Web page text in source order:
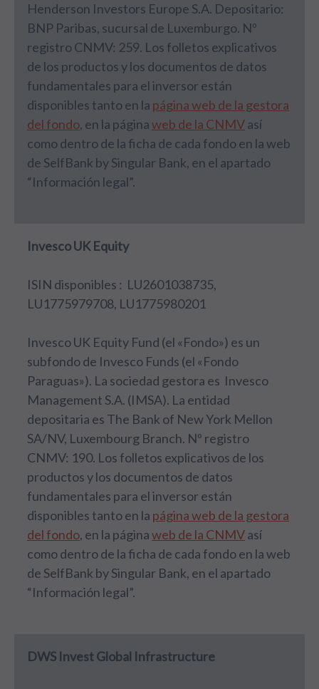
Henderson Investors Europe S.A. Depositario:
BNP Paribas, sucursal de Luxemburgo. Nº
registro CNMV: 259. Los folletos explicativos
de los productos y los documentos de datos
fundamentales para el inversor están
disponibles tanto en la página web de la gestora
del fondo, en la páginaweb de la CNMVasí
como dentro de la ficha de cada fondo en la web
de SelfBank by Singular Bank, en el apartado
“Información legal”.
Invesco UK Equity
ISIN disponibles : LU2601038735,
LU1775979708, LU1775980201
Invesco UK Equity Fund (el «Fondo») es un
subfondo de Invesco Funds (el «Fondo
Paraguas»). La sociedad gestora es Invesco
Management S.A. (IMSA). La entidad
depositaria es The Bank of New York Mellon
SA/NV, Luxembourg Branch. Nº registro
CNMV: 190. Los folletos explicativos de los
productos y los documentos de datos
fundamentales para el inversor están
disponibles tanto en la página web de la gestora
del fondo, en la páginaweb de la CNMVasí
como dentro de la ficha de cada fondo en la web
de SelfBank by Singular Bank, en el apartado
“Información legal”.
DWS Invest Global Infrastructure